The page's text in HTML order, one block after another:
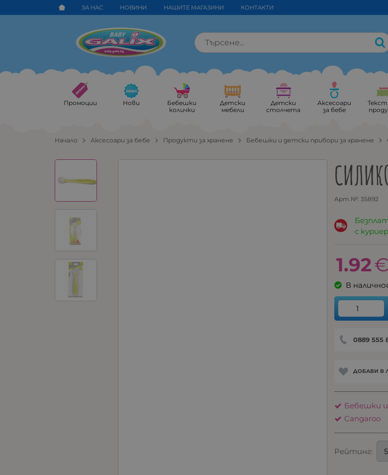
ЗА НАС НОВИНИ НАШИТЕ МАГАЗИНИ КОНТАКТИ
Промоции Нови
Бебешки
колички
Детски
мебели
Детски
столчета
Аксесоари
за бебе
Начало Аксесоари за бебе Продукти за хранене Бебешки и детски прибори за хранене
Арт.№: 35892
с
1.92€
В
0889 555
ДОБАВИ В
Бебешки
Cangaroo
Рейтинг: